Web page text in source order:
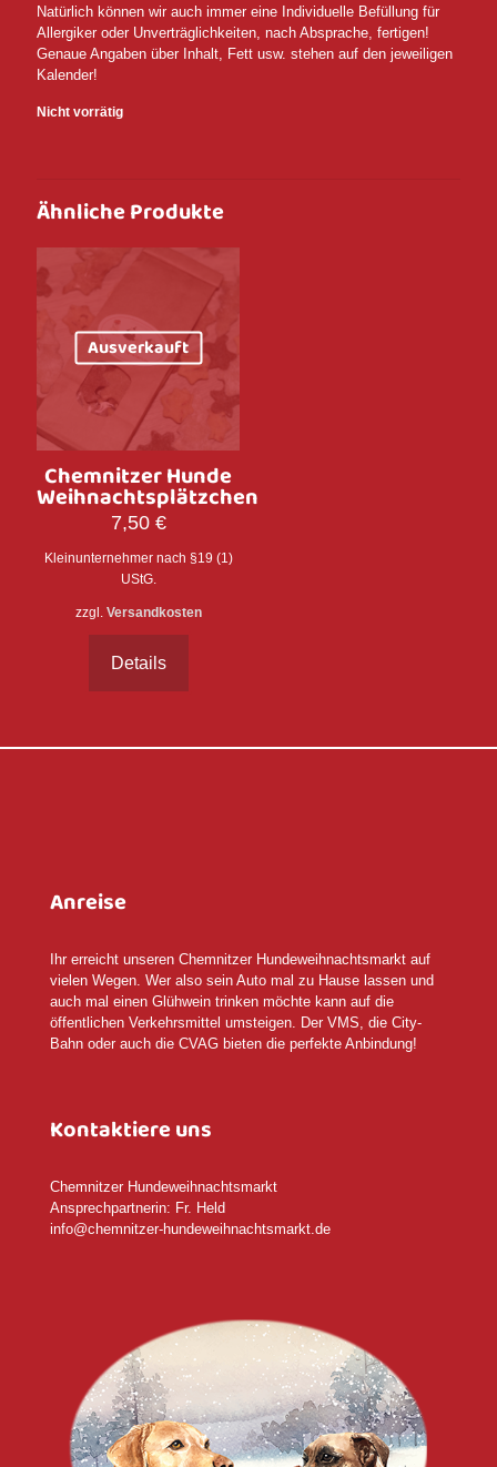
Natürlich können wir auch immer eine Individuelle Befüllung für
Allergiker oder Unverträglichkeiten, nach Absprache, fertigen!
Genaue Angaben über Inhalt, Fett usw. stehen auf den jeweiligen
Kalender!
Nicht vorrätig
Ähnliche Produkte
Ausverkauft
Chemnitzer Hunde
Weihnachtsplätzchen
7,50 €
Kleinunternehmer nach §19 (1)
UStG.
zzgl. Versandkosten
Details
Anreise
Ihr erreicht unseren Chemnitzer Hundeweihnachtsmarkt auf
vielen Wegen. Wer also sein Auto mal zu Hause lassen und
auch mal einen Glühwein trinken möchte kann auf die
öffentlichen Verkehrsmittel umsteigen. Der VMS, die City-
Bahn oder auch die CVAG bieten die perfekte Anbindung!
Kontaktiere uns
Chemnitzer Hundeweihnachtsmarkt
Ansprechpartnerin: Fr. Held
info@chemnitzer-hundeweihnachtsmarkt.de